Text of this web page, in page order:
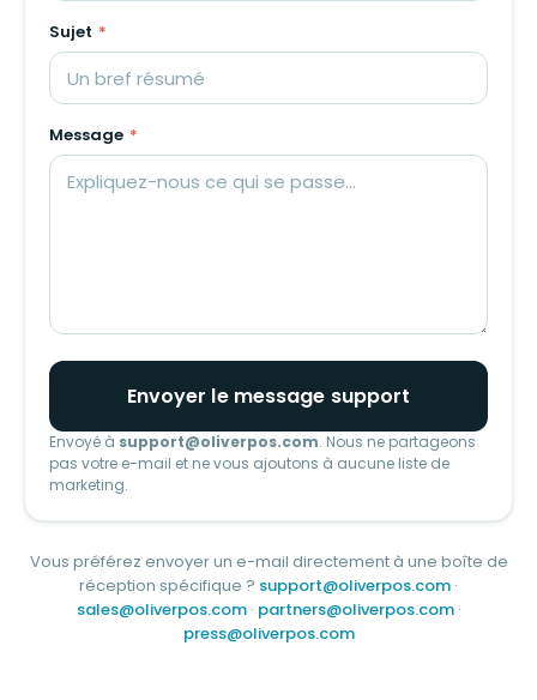
Sujet *
Message *
Envoyer le message support
Envoyé à support@oliverpos.com. Nous ne partageons
pas votre e-mail et ne vous ajoutons à aucune liste de
marketing.
Vous préférez envoyer un e-mail directement à une boîte de
réception spécifique ? support@oliverpos.com ·
sales@oliverpos.com· partners@oliverpos.com·
press@oliverpos.com